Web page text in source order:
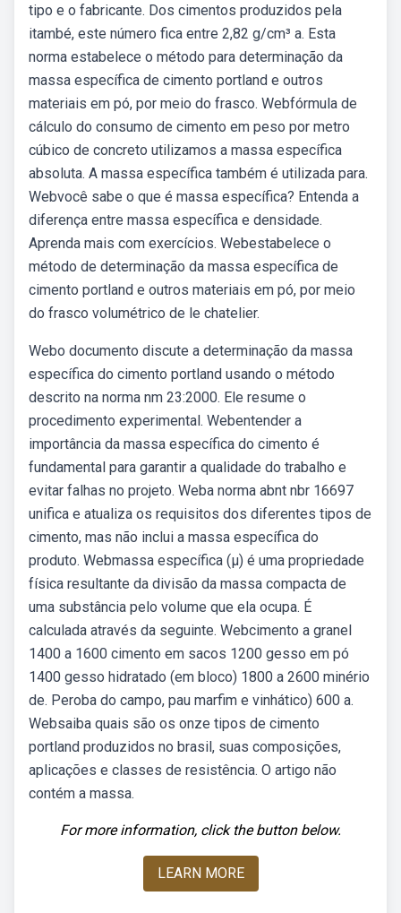
tipo e o fabricante. Dos cimentos produzidos pela
itambé, este número fica entre 2,82 g/cm³ a. Esta
norma estabelece o método para determinação da
massa específica de cimento portland e outros
materiais em pó, por meio do frasco. Webfórmula de
cálculo do consumo de cimento em peso por metro
cúbico de concreto utilizamos a massa específica
absoluta. A massa específica também é utilizada para.
Webvocê sabe o que é massa específica? Entenda a
diferença entre massa específica e densidade.
Aprenda mais com exercícios. Webestabelece o
método de determinação da massa específica de
cimento portland e outros materiais em pó, por meio
do frasco volumétrico de le chatelier.
Webo documento discute a determinação da massa
específica do cimento portland usando o método
descrito na norma nm 23:2000. Ele resume o
procedimento experimental. Webentender a
importância da massa específica do cimento é
fundamental para garantir a qualidade do trabalho e
evitar falhas no projeto. Weba norma abnt nbr 16697
unifica e atualiza os requisitos dos diferentes tipos de
cimento, mas não inclui a massa específica do
produto. Webmassa específica (μ) é uma propriedade
física resultante da divisão da massa compacta de
uma substância pelo volume que ela ocupa. É
calculada através da seguinte. Webcimento a granel
1400 a 1600 cimento em sacos 1200 gesso em pó
1400 gesso hidratado (em bloco) 1800 a 2600 minério
de. Peroba do campo, pau marfim e vinhático) 600 a.
Websaiba quais são os onze tipos de cimento
portland produzidos no brasil, suas composições,
aplicações e classes de resistência. O artigo não
contém a massa.
For more information, click the button below.
LEARN MORE